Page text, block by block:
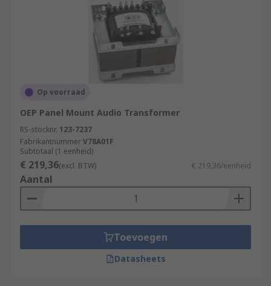
Op voorraad
OEP Panel Mount Audio Transformer
RS-stocknr. 123-7237
FabrikantnummerV78A01F
Subtotaal (1 eenheid)
€ 219,36(excl. BTW) € 219,36/eenheid
Aantal
Toevoegen
Datasheets